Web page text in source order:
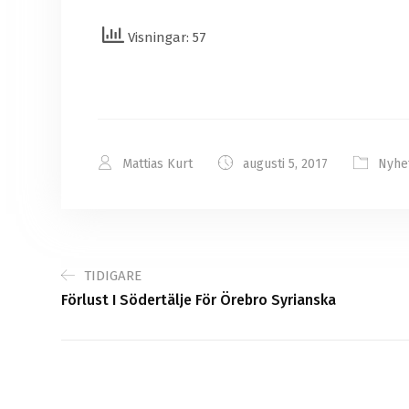
Visningar: 57
Mattias Kurt augusti 5, 2017
TIDIGARE
Förlust I Södertälje För Örebro Syrianska